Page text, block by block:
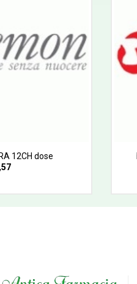
12CH dose